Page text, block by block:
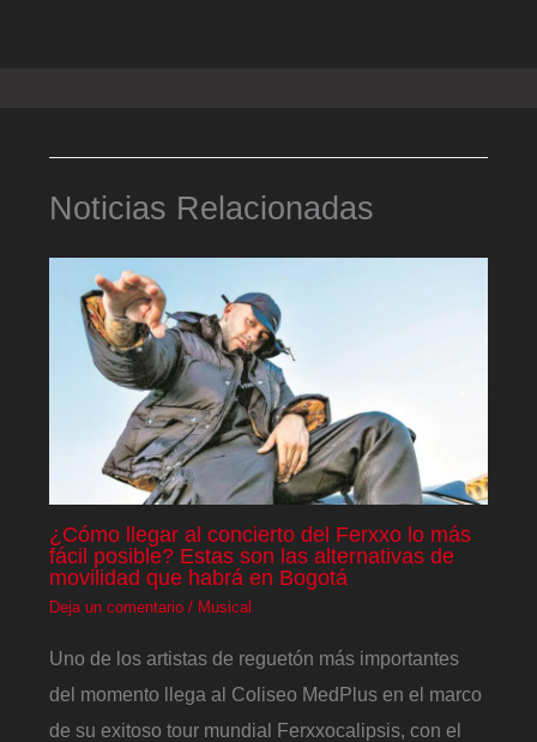
Noticias Relacionadas
¿Cómo llegar al concierto del Ferxxo lo más
fácil posible? Estas son las alternativas de
movilidad que habrá en Bogotá
Deja un comentario / Musical
Uno de los artistas de reguetón más importantes
del momento llega al Coliseo MedPlus en el marco
de su exitoso tour mundial Ferxxocalipsis, con el